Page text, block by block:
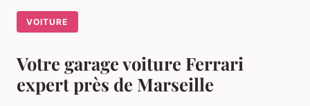
VOITURE
Votre garage voiture Ferrari
expert près de Marseille